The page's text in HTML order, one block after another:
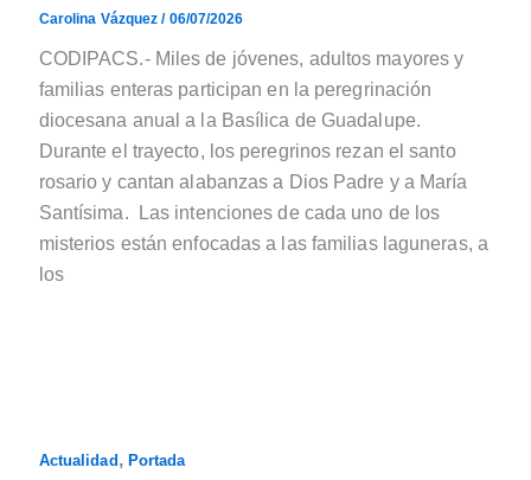
Carolina Vázquez/ 06/07/2026
CODIPACS.- Miles de jóvenes, adultos mayores y
familias enteras participan en la peregrinación
diocesana anual a la Basílica de Guadalupe.
Durante el trayecto, los peregrinos rezan el santo
rosario y cantan alabanzas a Dios Padre y a María
Santísima. Las intenciones de cada uno de los
misterios están enfocadas a las familias laguneras, a
los
Actualidad , Portada